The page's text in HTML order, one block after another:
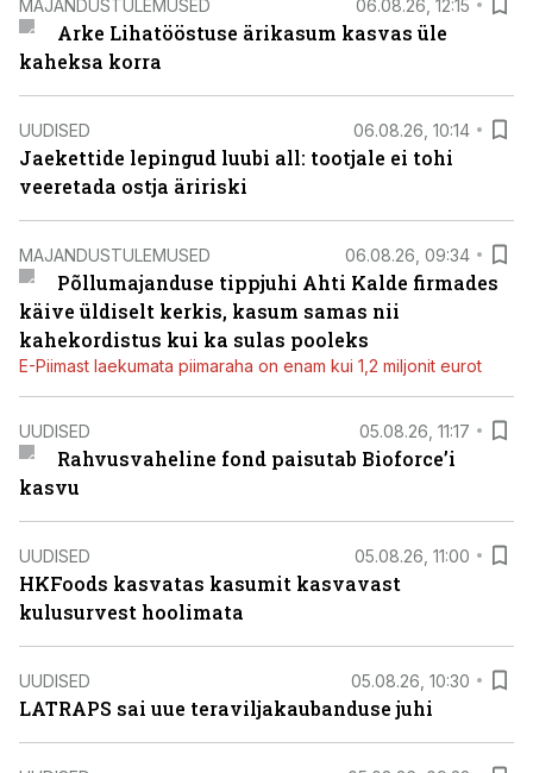
MAJANDUSTULEMUSED 06.08.26, 12:15
Arke Lihatööstuse ärikasum kasvas üle
kaheksa korra
UUDISED 06.08.26, 10:14
Jaekettide lepingud luubi all: tootjale ei tohi
veeretada ostja äririski
MAJANDUSTULEMUSED 06.08.26, 09:34
Põllumajanduse tippjuhi Ahti Kalde firmades
käive üldiselt kerkis, kasum samas nii
kahekordistus kui ka sulas pooleks
E-Piimast laekumata piimaraha on enam kui 1,2 miljonit eurot
UUDISED 05.08.26, 11:17
Rahvusvaheline fond paisutab Bioforce’i
kasvu
UUDISED 05.08.26, 11:00
HKFoods kasvatas kasumit kasvavast
kulusurvest hoolimata
UUDISED 05.08.26, 10:30
LATRAPS sai uue teraviljakaubanduse juhi